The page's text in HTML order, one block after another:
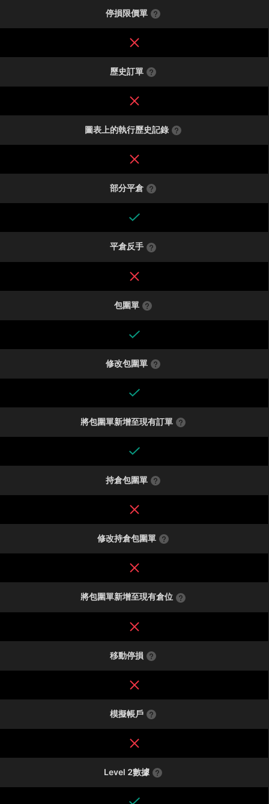
停損限價單
歷史訂單
圖表上的執行歷史記錄
部分平倉
平倉反手
包圍單
修改包圍單
將包圍單新增至現有訂單
持倉包圍單
修改持倉包圍單
將包圍單新增至現有倉位
移動停損
模擬帳戶
Level 2數據